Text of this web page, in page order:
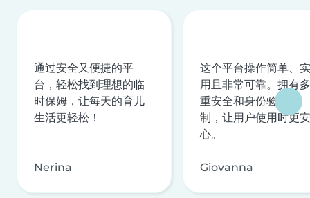
通过安全又便捷的平
台，轻松找到理想的临
时保姆，让每天的育儿
生活更轻松！
Nerina
这个平台操作简单、实
用且非常可靠。拥有多
重安全和身份验证机
制，让用户使用时更安
心。
Giovanna